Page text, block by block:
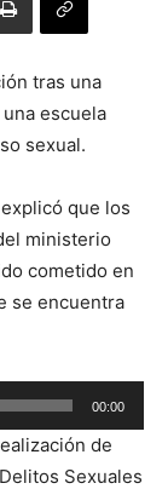
tras una
escuela
sexual.
que los
ministerio
cometido en
se encuentra
00:00
de
Sexuales